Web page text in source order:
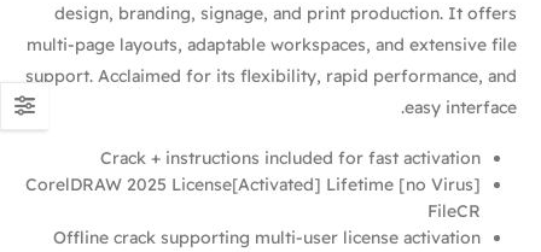
design, branding, signage, and print production. It offers
multi-page layouts, adaptable workspaces, and extensive file
support. Acclaimed for its flexibility, rapid performance, and
easy interface.
Crack + instructions included for fast activation
CorelDRAW 2025 License[Activated] Lifetime [no Virus]
FileCR
Offline crack supporting multi-user license activation